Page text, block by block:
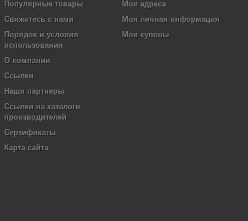
Популярные товары
Свяжитесь с нами
Порядок и условия
использования
О компании
Ссылки
Наши партнеры
Ссылки на каталоги
производителей
Сертификаты
Карта сайта
Мои адреса
Моя личная информация
Мои купоны